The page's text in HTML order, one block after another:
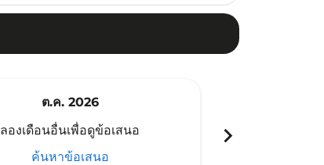
ต.ค. 2026
ลองเดือนอื่นเพื่อดูข้อเสนอ
ค้นหาข้อเสนอ
chevron_right